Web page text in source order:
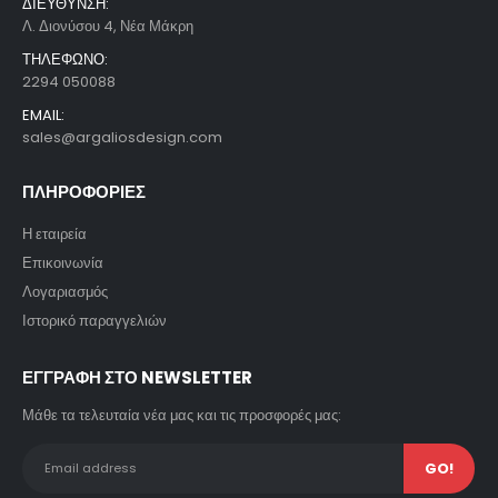
Λ. Διονύσου 4, Νέα Μάκρη
ΤΗΛΕΦΩΝΟ:
2294 050088
EMAIL:
sales@argaliosdesign.com
ΠΛΗΡΟΦΟΡΙΕΣ
Η εταιρεία
Επικοινωνία
Λογαριασμός
Ιστορικό παραγγελιών
ΕΓΓΡΑΦΗ ΣΤΟ NEWSLETTER
Μάθε τα τελευταία νέα μας και τις προσφορές μας: